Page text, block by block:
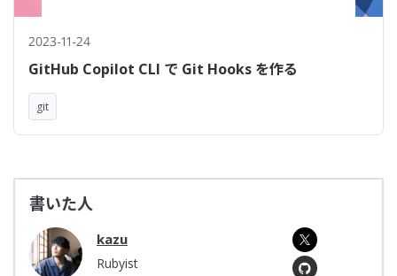
2023-11-24
GitHub Copilot CLI で Git Hooks を作る
git
書いた人
kazu
Rubyist